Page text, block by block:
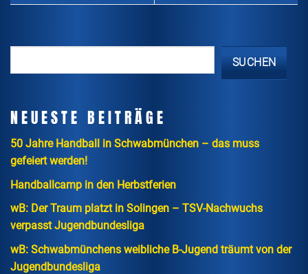
SUCHEN
NEUESTE BEITRÄGE
50 Jahre Handball in Schwabmünchen – das muss
gefeiert werden!
Handballcamp in den Herbstferien
wB: Der Traum platzt in Solingen – TSV-Nachwuchs
verpasst Jugendbundesliga
wB: Schwabmünchens weibliche B-Jugend träumt von der
Jugendbundesliga